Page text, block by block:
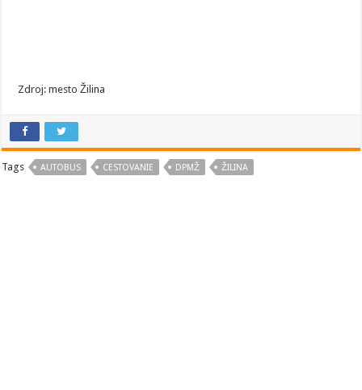
Zdroj: mesto Žilina
Tags AUTOBUS CESTOVANIE DPMŽ ŽILINA